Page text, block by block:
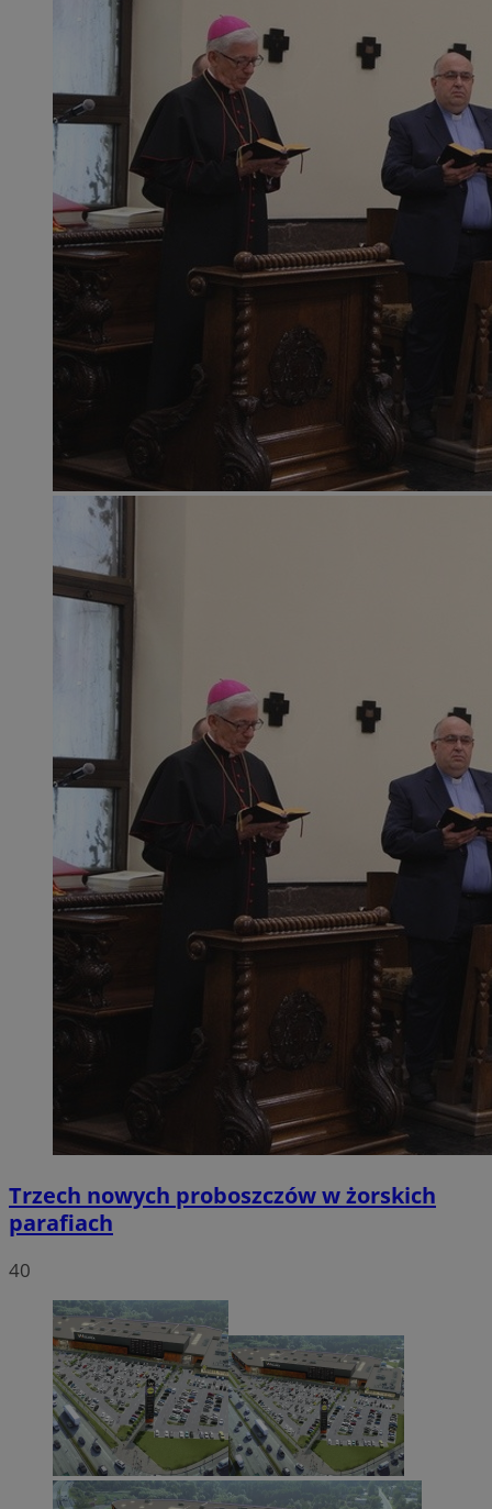
Trzech nowych proboszczów w żorskich
parafiach
40